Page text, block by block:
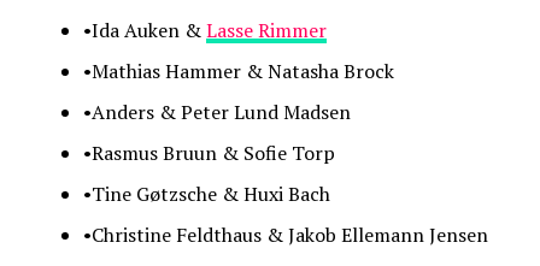
•Ida Auken &Lasse Rimmer
•Mathias Hammer & Natasha Brock
•Anders & Peter Lund Madsen
•Rasmus Bruun & Sofie Torp
•Tine Gøtzsche & Huxi Bach
•Christine Feldthaus & Jakob Ellemann Jensen